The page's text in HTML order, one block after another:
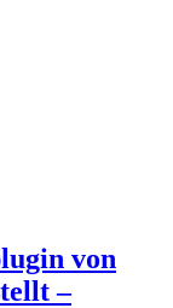
von
–